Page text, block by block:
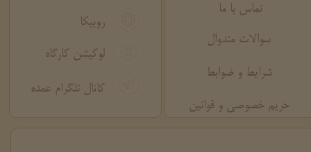
روبیکا
لوکیشن کارگاه
کانال تلگرام عمده
تماس با ما
سوالات متدوال
حریم خصوصی و قوانین
شرایط و ضوابط